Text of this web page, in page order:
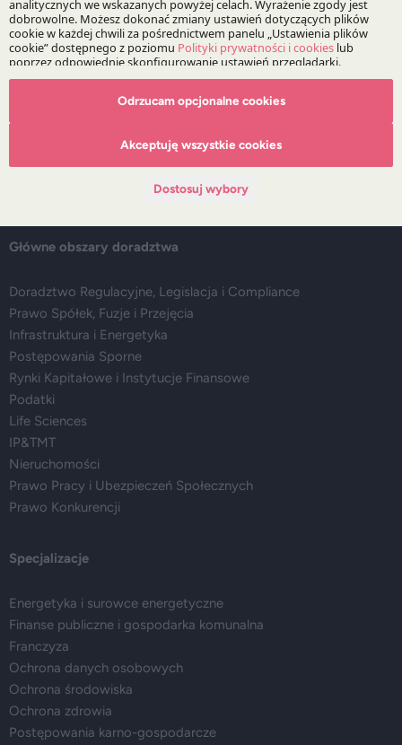
O Kancelarii
Główne obszary doradztwa
Doradztwo Regulacyjne, Legislacja i Compliance
Prawo Spółek, Fuzje i Przejęcia
Infrastruktura i Energetyka
Postępowania Sporne
Rynki Kapitałowe i Instytucje Finansowe
Podatki
Life Sciences
IP&TMT
Nieruchomości
Prawo Pracy i Ubezpieczeń Społecznych
Prawo Konkurencji
Specjalizacje
Energetyka i surowce energetyczne
Finanse publiczne i gospodarka komunalna
Franczyza
Ochrona danych osobowych
Ochrona środowiska
Ochrona zdrowia
Postępowania karno-gospodarcze
Odrzucam opcjonalne cookies
Akceptuję wszystkie cookies
Dostosuj wybory